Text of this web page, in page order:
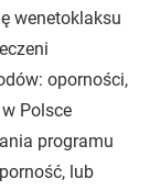
wenetoklaksu
oporności,
Polsce
programu
lub